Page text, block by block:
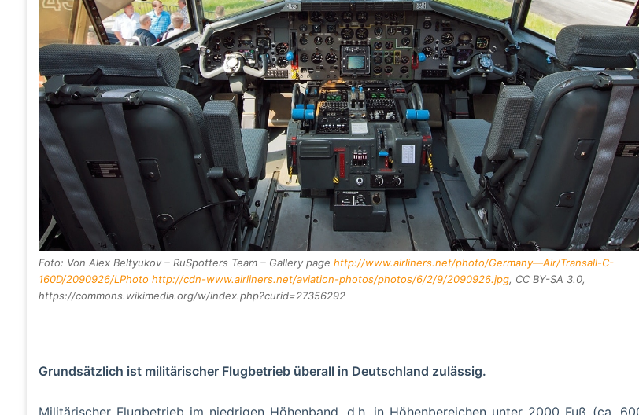
Foto: Von Alex Beltyukov – RuSpotters Team – Gallery page http://www.airliners.net/photo/Germany—Air/Transall-C-
160D/2090926/LPhoto http://cdn-www.airliners.net/aviation-photos/photos/6/2/9/2090926.jpg, CC BY-SA 3.0,
https://commons.wikimedia.org/w/index.php?curid=27356292
Grundsätzlich ist militärischer Flugbetrieb überall in Deutschland zulässig.
Militärischer Flugbetrieb im niedrigen Höhenband, d.h. in Höhenbereichen unter 2000 Fuß (ca.